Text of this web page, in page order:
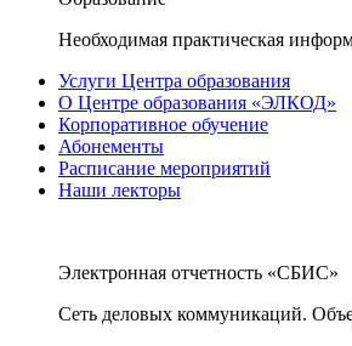
Необходимая практическая
Услуги Центра образования
О Центре образования «ЭЛКОД»
Корпоративное обучение
Абонементы
Расписание мероприятий
Наши лекторы
Электронная отчетность «СБИС»
Сеть деловых коммуникаций.